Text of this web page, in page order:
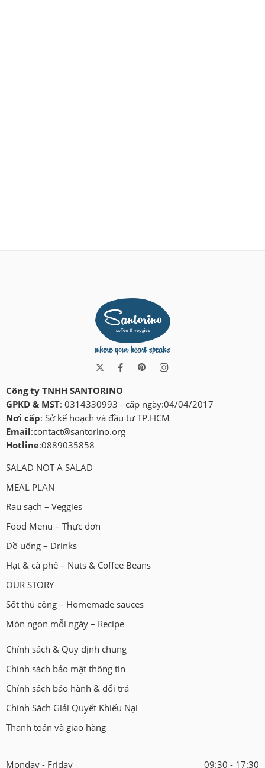
Công ty TNHH SANTORINO
GPKD & MST: 0314330993 - cấp ngày:04/04/2017
Nơi cấp: Sở kế hoạch và đầu tư TP.HCM
Email:contact@santorino.org
Hotline:0889035858
SALAD NOT A SALAD
MEAL PLAN
Rau sạch – Veggies
Food Menu – Thực đơn
Đồ uống – Drinks
Hạt & cà phê – Nuts & Coffee Beans
OUR STORY
Sốt thủ công – Homemade sauces
Món ngon mỗi ngày – Recipe
Chính sách & Quy định chung
Chính sách bảo mật thông tin
Chính sách bảo hành & đổi trả
Chính Sách Giải Quyết Khiếu Nại
Thanh toán và giao hàng
Monday - Friday 09:30 - 17:30